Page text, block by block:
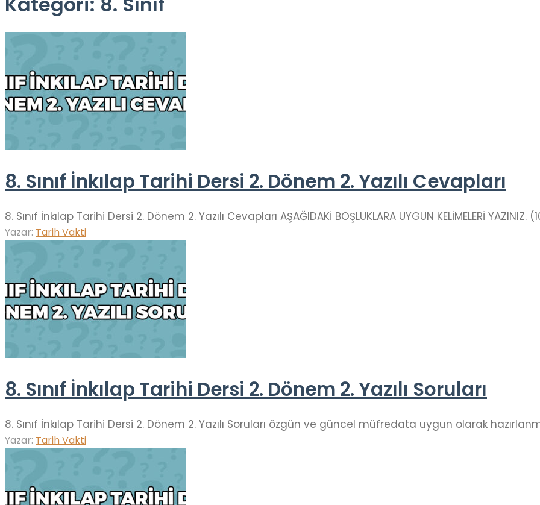
8. Sınıf İnkılap Tarihi Dersi 2. Dönem 2. Yazılı Cevapları
8. Sınıf İnkılap Tarihi Dersi 2. Dönem 2. Yazılı Cevapları AŞAĞIDAKİ BOŞLUKLARA UYGUN KELİMELERİ YAZINIZ.
Yazar: Tarih Vakti
8. Sınıf İnkılap Tarihi Dersi 2. Dönem 2. Yazılı Soruları
8. Sınıf İnkılap Tarihi Dersi 2. Dönem 2. Yazılı Soruları özgün ve güncel müfredata uygun olarak
Yazar: Tarih Vakti